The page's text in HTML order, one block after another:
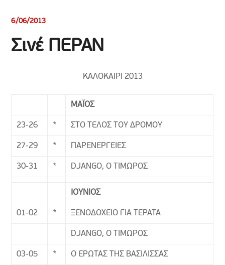
6/06/2013
Σινέ ΠΕΡΑΝ
ΚΑΛΟΚΑΙΡΙ 2013
ΜΑΪΟΣ
23-26 * ΣΤΟ ΤΕΛΟΣ ΤΟΥ ΔΡΟΜΟΥ
27-29 * ΠΑΡΕΝΕΡΓΕΙΕΣ
30-31 * DJANGO, Ο ΤΙΜΩΡΟΣ
ΙΟΥΝΙΟΣ
01-02 * ΞΕΝΟΔΟΧΕΙΟ ΓΙΑ ΤΕΡΑΤΑ
DJANGO, Ο ΤΙΜΩΡΟΣ
03-05 * Ο ΕΡΩΤΑΣ ΤΗΣ ΒΑΣΙΛΙΣΣΑΣ